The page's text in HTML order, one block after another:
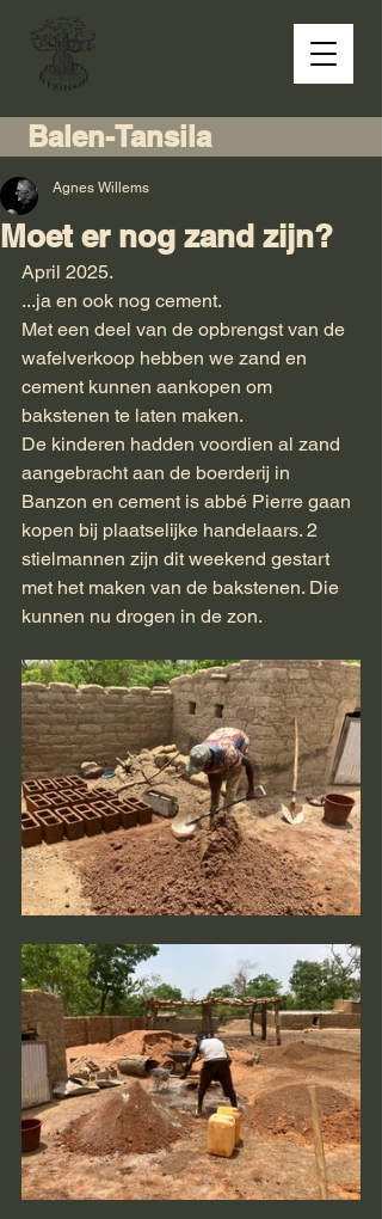
Balen-Tansila
Moet er nog zand zijn?
Agnes Willems
April 2025.
...ja en ook nog cement.
Met een deel van de opbrengst van de
wafelverkoop hebben we zand en
cement kunnen aankopen om
bakstenen te laten maken.
De kinderen hadden voordien al zand
aangebracht aan de boerderij in
Banzon en cement is abbé Pierre gaan
kopen bij plaatselijke handelaars. 2
stielmannen zijn dit weekend gestart
met het maken van de bakstenen. Die
kunnen nu drogen in de zon.